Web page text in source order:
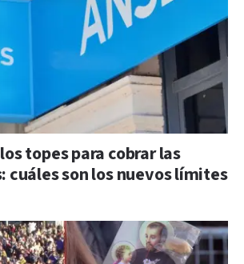
topes para cobrar las
cuáles son los nuevos límites